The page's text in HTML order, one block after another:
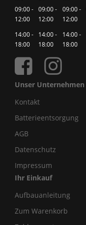
09:00 -
12:00
09:00 -
12:00
09:00 -
12:00
14:00 -
18:00
14:00 -
18:00
14:00 -
18:00
Unser Unternehmen
Kontakt
Batterieentsorgung
AGB
Datenschutz
Impressum
Ihr Einkauf
Aufbauanleitung
Zum Warenkorb